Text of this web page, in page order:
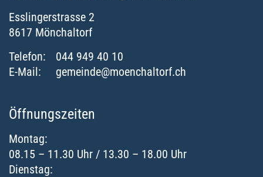
Esslingerstrasse 2
8617 Mönchaltorf
Telefon:
044 949 40 10
E-Mail:
gemeinde@moenchaltorf.ch
Öffnungszeiten
Montag:
08.15 – 11.30 Uhr / 13.30 – 18.00 Uhr
Dienstag: